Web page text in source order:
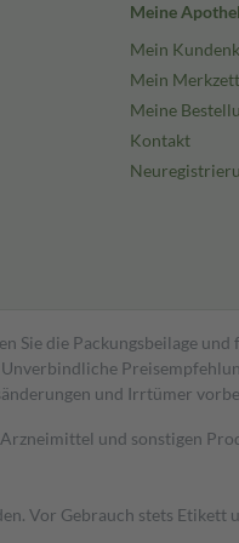
Meine
Mein
Mein
Meine
Kontakt
Sie die Packungsbeilage
und Irrtümer
und sonstigen
Vor Gebrauch stets Etikett